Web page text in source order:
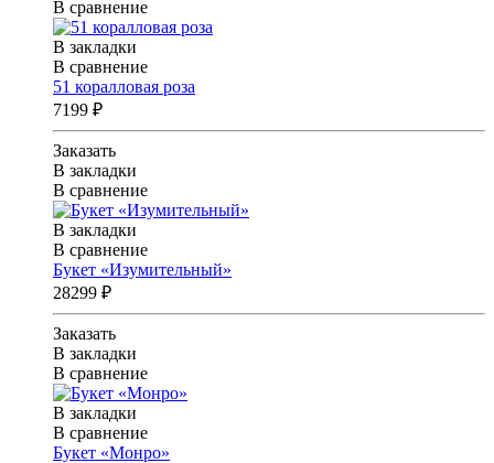
В сравнение
В закладки
В сравнение
51 коралловая роза
7199 ₽
Заказать
В закладки
В сравнение
В закладки
В сравнение
Букет «Изумительный»
28299 ₽
Заказать
В закладки
В сравнение
В закладки
В сравнение
Букет «Монро»